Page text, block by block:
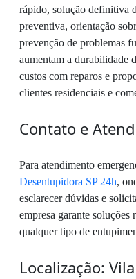
rápido, solução definitiva
preventiva, orientação
prevenção de problemas
aumentam a durabilidade
custos com reparos e
clientes residenciais e
Contato e
Para atendimento
Desentupidora SP 24h,
esclarecer dúvidas e
empresa garante soluções
qualquer tipo de
Localização: